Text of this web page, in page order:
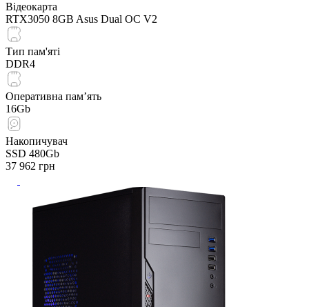
Відеокарта
RTX3050 8GB Asus Dual OC V2
Тип пам'яті
DDR4
Оперативна пам’ять
16Gb
Накопичувач
SSD 480Gb
37 962 грн